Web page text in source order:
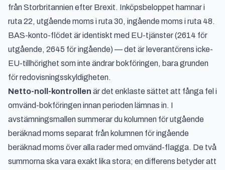
från Storbritannien efter Brexit. Inköpsbeloppet hamnar i
ruta 22, utgående moms i ruta 30, ingående moms i ruta 48.
BAS-konto-flödet är identiskt med EU-tjänster (2614 för
utgående, 2645 för ingående) — det är leverantörens icke-
EU-tillhörighet som inte ändrar bokföringen, bara grunden
för redovisningsskyldigheten.
Netto-noll-kontrollen är det enklaste sättet att fånga fel i
omvänd-bokföringen innan perioden lämnas in. I
avstämningsmallen summerar du kolumnen för utgående
beräknad moms separat från kolumnen för ingående
beräknad moms över alla rader med omvänd-flagga. De två
summorna ska vara exakt lika stora; en differens betyder att